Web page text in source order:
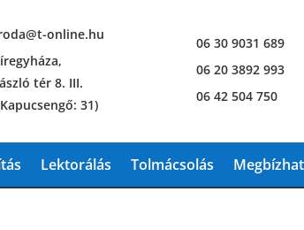
online.hu
tér 8. III.
31)
06 30 9031 689
06 20 3892 993
06 42 504 750
Lektorálás Tolmácsolás